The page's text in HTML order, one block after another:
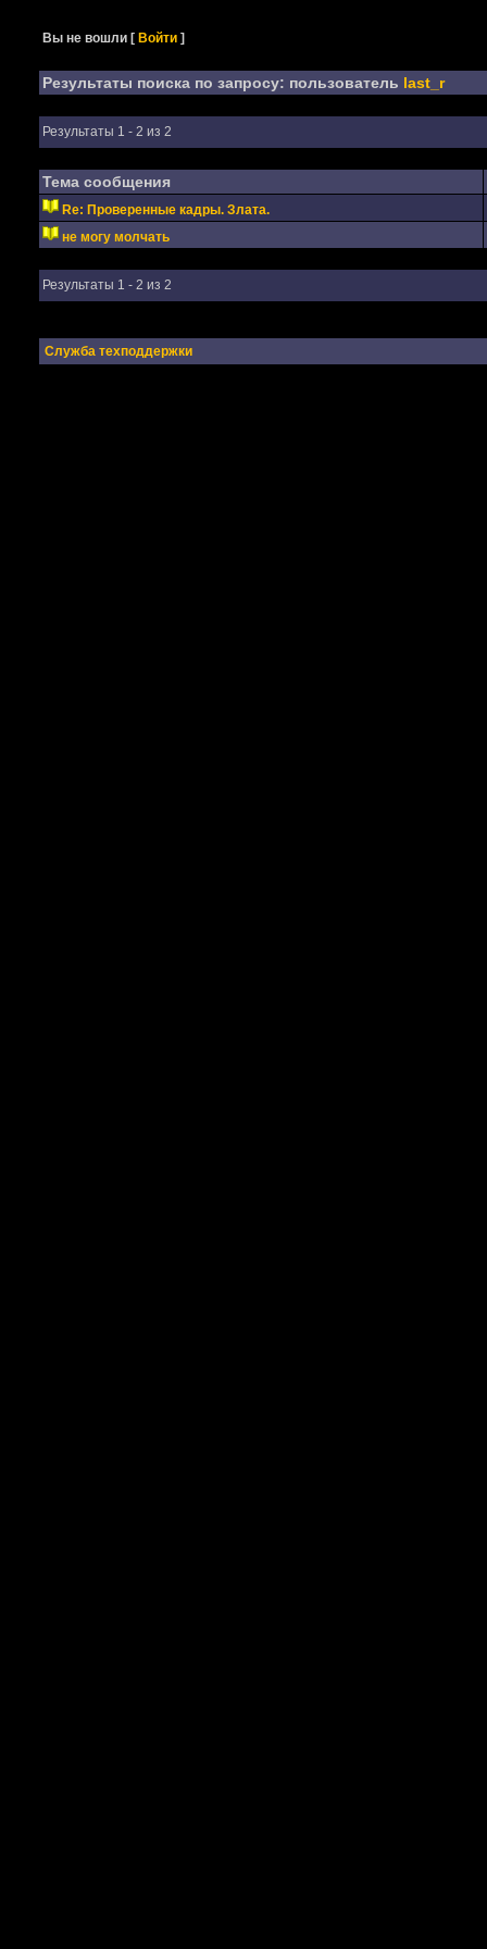
Вы не вошли [Войти ]
Результаты поиска по запросу: пользователь last_r
Результаты 1 - 2 из 2
Тема сообщения
Re: Проверенные кадры. Злата.
не могу молчать
Результаты 1 - 2 из 2
Служба техподдержки